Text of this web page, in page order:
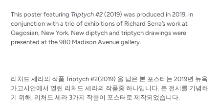
This poster featuring Triptych #2 (2019) was produced in 2019, in
conjunction with a trio of exhibitions of Richard Serra’s work at
Gagosian, New York. New diptych and triptych drawings were
presented at the 980 Madison Avenue gallery.
리처드 세라의 작품 Triptych #2(2019) 을 담은 본 포스터는 2019년 뉴욕
가고시안에서 열린 리처드 세라의 작품중 하나입니다. 본 전시를 기념하
기 위해, 리처드 세라 3가지 작품이 포스터로 제작되었습니다.